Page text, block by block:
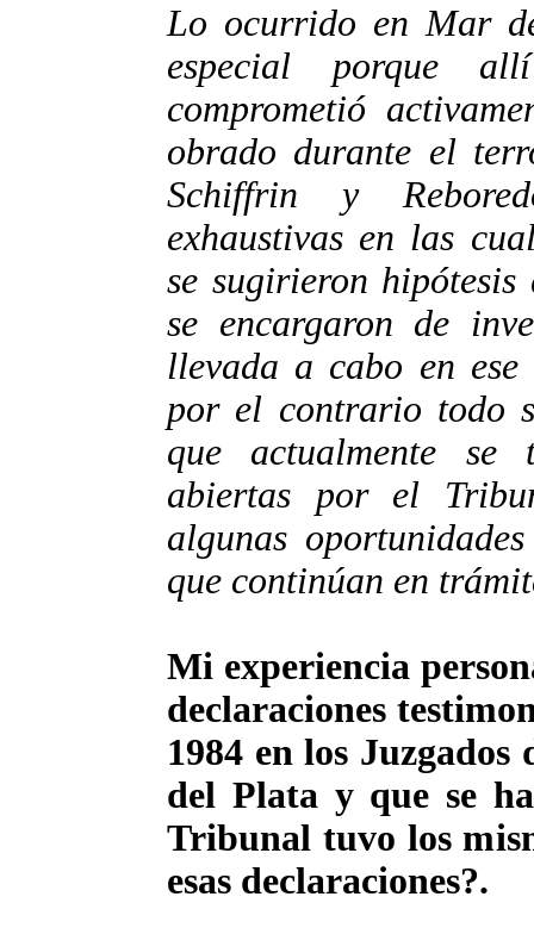
Lo ocurrido en Mar
especial porque
comprometió
obrado durante el
Schiffrin y
exhaustivas en las
se sugirieron hipótesis
se encargaron de
llevada a cabo en
por el contrario todo
que actualmente se
abiertas por el
algunas
que continúan en
Mi experiencia
declaraciones
1984 en los
del Plata y que se
Tribunal tuvo los
esas declaraciones?.